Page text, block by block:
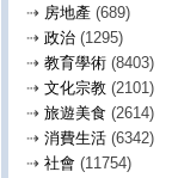
⇢ 房地產 (689)
⇢ 政治 (1295)
⇢ 教育學術 (8403)
⇢ 文化宗教 (2101)
⇢ 旅遊美食 (2614)
⇢ 消費生活 (6342)
⇢ 社會 (11754)